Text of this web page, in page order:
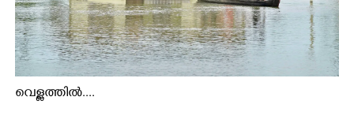
വെള്ളത്തിൽ....